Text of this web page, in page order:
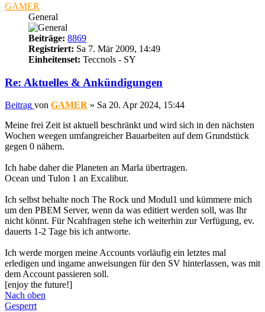
GAMER
General
Beiträge: 8869
Registriert: Sa 7. Mär 2009, 14:49
Einheitenset: Teccnols - SY
Re: Aktuelles & Ankündigungen
Beitrag von GAMER » Sa 20. Apr 2024, 15:44
Meine frei Zeit ist aktuell beschränkt und wird sich in den nächsten
Wochen weegen umfangreicher Bauarbeiten auf dem Grundstück
gegen 0 nähern.
Ich habe daher die Planeten an Marla übertragen.
Ocean und Tulon 1 an Excalibur.
Ich selbst behalte noch The Rock und Modul1 und kümmere mich
um den PBEM Server, wenn da was editiert werden soll, was Ihr
nicht könnt. Für Ncahfragen stehe ich weiterhin zur Verfügung, ev.
dauerts 1-2 Tage bis ich antworte.
Ich werde morgen meine Accounts vorläufig ein letztes mal
erledigen und ingame anweisungen für den SV hinterlassen, was mit
dem Account passieren soll.
[enjoy the future!]
Nach oben
Gesperrt